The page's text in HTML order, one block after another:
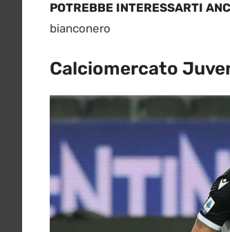
POTREBBE INTERESSARTI
bianconero
Calciomercato